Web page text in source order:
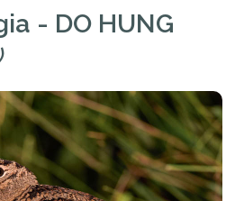
- DO HUNG